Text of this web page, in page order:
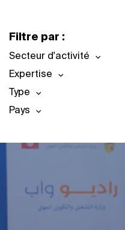
Filtre par :
Secteur d'activité
Expertise
Type
Pays